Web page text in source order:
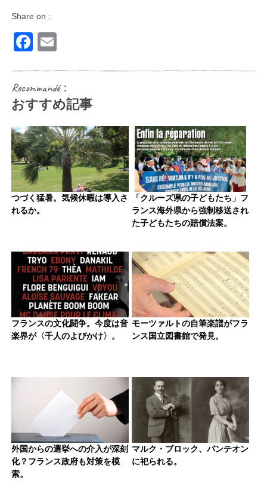
Share on :
Facebook
Recommandé：
おすすめ記事
つづく猛暑。気候休暇は導入さ
れるか。
「クルーズ県の子どもたち」フ
ランス海外県から強制移送され
た子どもたちの賠償法案。
フランスの文化闘争。今度は音
楽界が〈千人のよびかけ〉。
モーツァルトの自筆楽譜がフラ
ンス国立図書館で発見。
外国からの選挙への介入が深刻
化？フランス政府も対策を模
索。
マルク・ブロック、パンテオン
に祀られる。